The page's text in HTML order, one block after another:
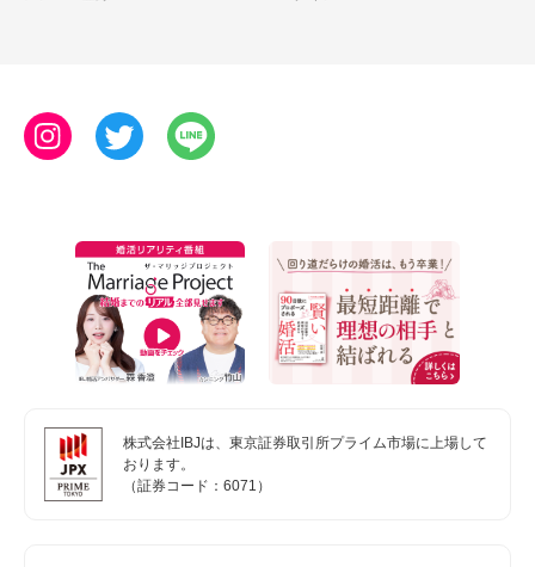
株式会社IBJは、東京証券取引所プライム市場に上場して
おります。
（証券コード：6071）